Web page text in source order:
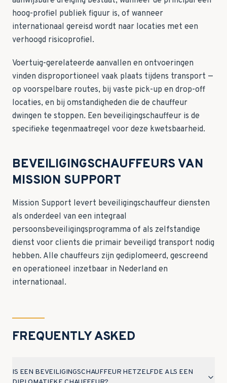
hoog-profiel publiek figuur is, of wanneer
internationaal gereisd wordt naar locaties met een
verhoogd risicoprofiel.
Voertuig-gerelateerde aanvallen en ontvoeringen
vinden disproportioneel vaak plaats tijdens transport —
op voorspelbare routes, bij vaste pick-up en drop-off
locaties, en bij omstandigheden die de chauffeur
dwingen te stoppen. Een beveiligingschauffeur is de
specifieke tegenmaatregel voor deze kwetsbaarheid.
BEVEILIGINGSCHAUFFEURS VAN
MISSION SUPPORT
Mission Support levert beveiligingschauffeur diensten
als onderdeel van een integraal
persoonsbeveiligingsprogramma of als zelfstandige
dienst voor clients die primair beveiligd transport nodig
hebben. Alle chauffeurs zijn gediplomeerd, gescreend
en operationeel inzetbaar in Nederland en
internationaal.
FREQUENTLY ASKED
IS EEN BEVEILIGINGSCHAUFFEUR HETZELFDE ALS EEN